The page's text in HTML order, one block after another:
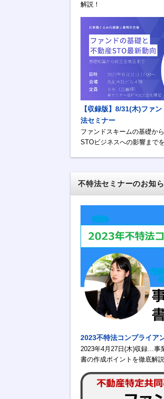
解説！
【収録版】8/31(木)ファ
法セミナー
ファンドスキームの基礎か
STOビジネスへの影響まで
不特法セミナーのお知
2023不特法コンプライア
2023年4月27日(木)収録…事
書の作成ポイントを徹底解説